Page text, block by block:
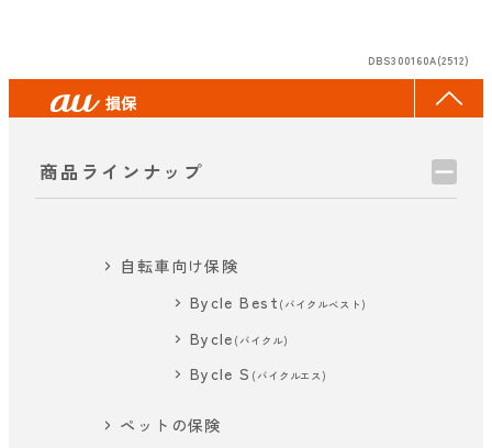
DBS300160A(2512)
商品ラインナップ
自転車向け保険
Bycle Best (バイクルベスト)
Bycle (バイクル)
Bycle S (バイクルエス)
ペットの保険